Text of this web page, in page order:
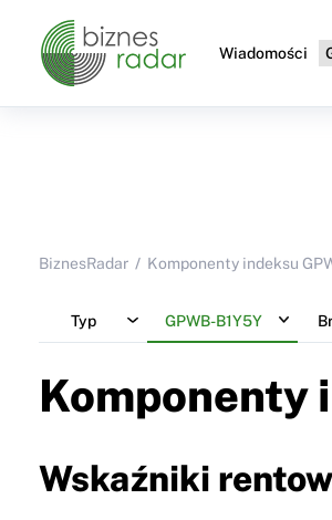
Wiadomości
BiznesRadar Komponenty indeksu
Typ GPWB-B1Y5Y
Komponenty
Wskaźniki